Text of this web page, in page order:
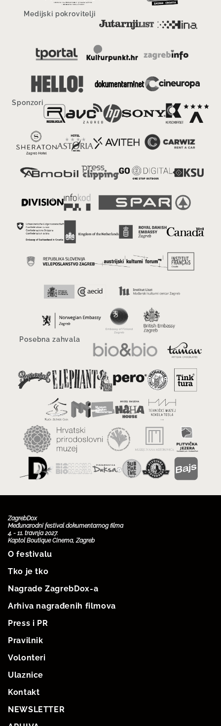
Medijski pokrovitelji
Sponzori
Posebna zahvala
ZagrebDox
Međunarodni festival dokumentarnog filma
4. - 11. travnja 2027.
Kaptol Boutique Cinema, Zagreb
O festivalu
Tko je tko
Nagrade ZagrebDox-a
Arhiva nagrađenih filmova
Press i PR
Pravilnik
Volonteri
Ulaznice
Kontakt
NEWSLETTER